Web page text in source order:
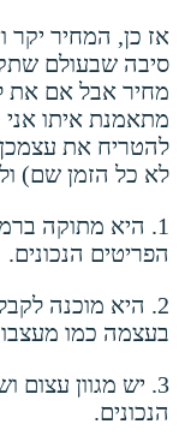
סיבה שבעולם
מתאמנת איתו אני
להטריח את
לא כל הזמן שם)
1. היא מתוקה
הפריטים הנכונים.
2. היא מוכנה
בעצמה כמו
3. יש מגוון
הנכונים.